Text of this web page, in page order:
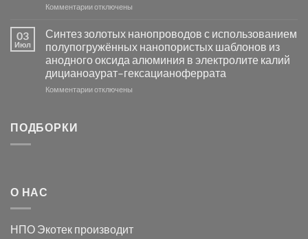
Серебра-
в
видимом
свете
с
помощью
модификации
Комментариик
серебра
с
электродов
серебра
и
отключены
03
Июл
Синтез золотых нанопроводов с использованием
полупогружённых нанопористых шаблонов из
анодного оксида алюминия в электролите калий
дицианоаурат–гексацианоферрата
Комментариик
оксида
отключены
ПОДБОРКИ
О НАС
НПО Экотек производит